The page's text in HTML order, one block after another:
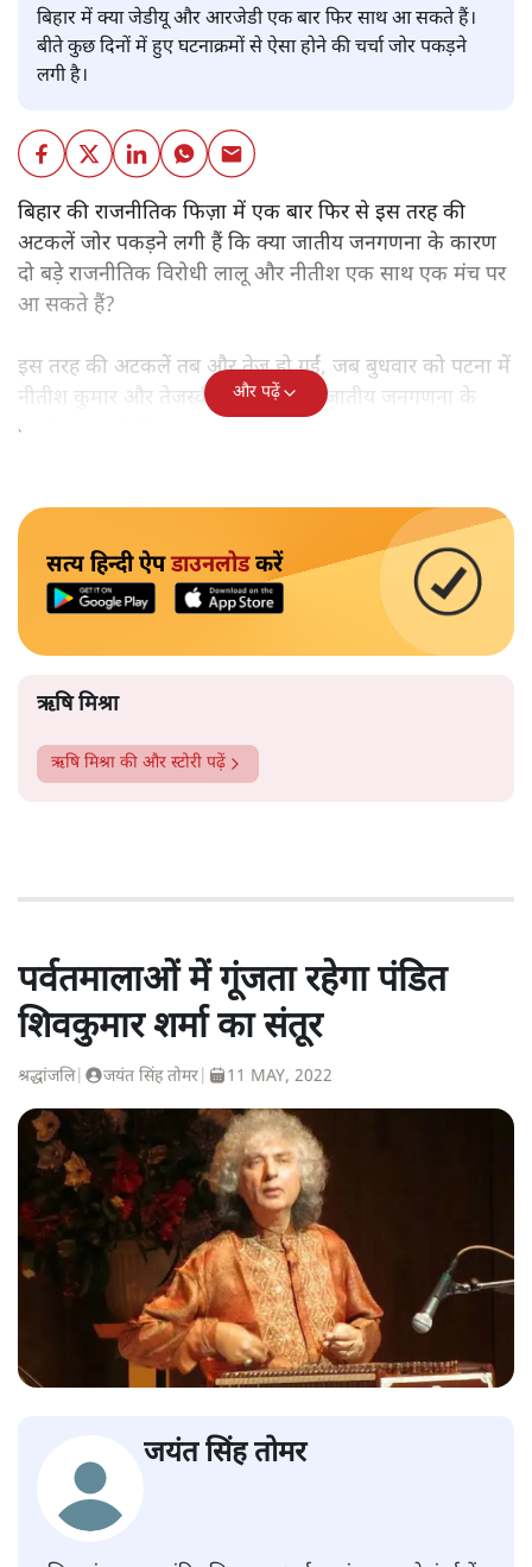
बिहार में क्या जेडीयू और आरजेडी एक बार फिर साथ आ सकते हैं।
बीते कुछ दिनों में हुए घटनाक्रमों से ऐसा होने की चर्चा जोर पकड़ने
लगी है।
बिहार की राजनीतिक फिज़ा में एक बार फिर से इस तरह की
अटकलें जोर पकड़ने लगी हैं कि क्या जातीय जनगणना के कारण
दो बड़े राजनीतिक विरोधी लालू और नीतीश एक साथ एक मंच पर
आ सकते हैं?
इस तरह की अटकलें तब और तेज हो गईं, जब बुधवार को पटना में
नीतीश कुमार और तेजस्वी यादव के बीच जातीय जनगणना के
बहाने बंद कमरे में वन टू वन बातचीत हुई।
और पढ़ें
सत्य हिन्दी ऐपडाउनलोडकरें
ऋषि मिश्रा
ऋषि मिश्रा की और स्टोरी पढ़ें
पर्वतमालाओं में गूंजता रहेगा पंडित
शिवकुमार शर्मा का संतूर
श्रद्धांजलि| जयंत सिंह तोमर 11 MAY, 2022
जयंत सिंह तोमर